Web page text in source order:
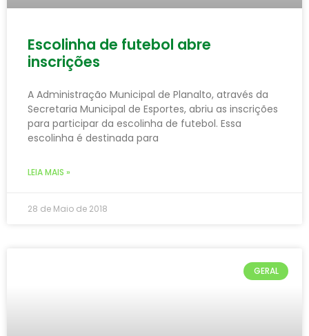
Escolinha de futebol abre
inscrições
A Administração Municipal de Planalto, através da
Secretaria Municipal de Esportes, abriu as inscrições
para participar da escolinha de futebol. Essa
escolinha é destinada para
LEIA MAIS »
28 de Maio de 2018
GERAL